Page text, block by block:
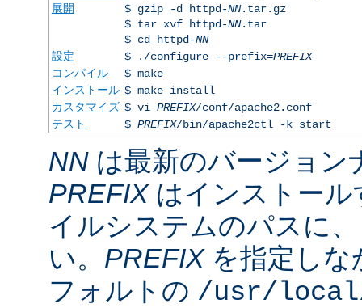
展開
$ gzip -d httpd-NN.tar.gz
$ tar xvf httpd-NN.tar
$ cd httpd-NN
設定
$ ./configure --prefix=PREFIX
コンパイル
$ make
インストール $ make install
カスタマイズ $ vi PREFIX/conf/apache2.conf
テスト
$ PREFIX/bin/apache2ctl -k start
NN は最新のバージョン
PREFIXはインストール
イルシステムのパスに
い。 PREFIXを指定しな
フォルトの /usr/local/